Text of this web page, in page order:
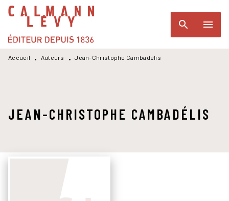
MENU RECHERCHE
PIED DE PAGE
search menu
Accueil • Auteurs • Jean-Christophe Cambadélis
JEAN-CHRISTOPHE CAMBADÉLIS